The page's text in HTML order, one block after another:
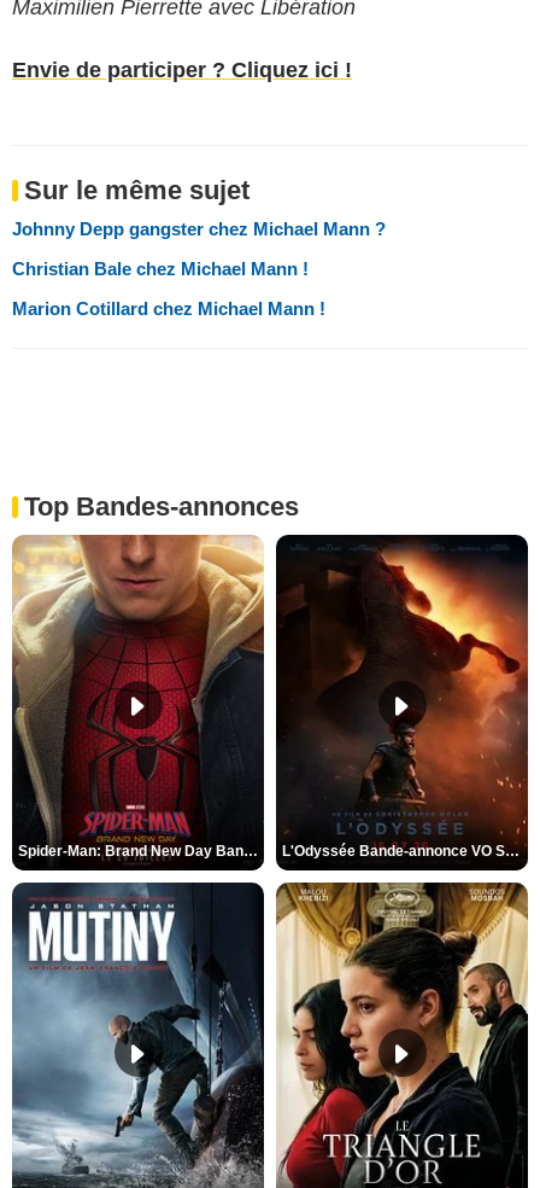
Maximilien Pierrette avec Libération
Envie de participer ? Cliquez ici !
Sur le même sujet
Johnny Depp gangster chez Michael Mann ?
Christian Bale chez Michael Mann !
Marion Cotillard chez Michael Mann !
Top Bandes-annonces
Spider-Man: Brand New Day Bande-annonce VO STFR L'Odyssée Bande-annonce VO STFR